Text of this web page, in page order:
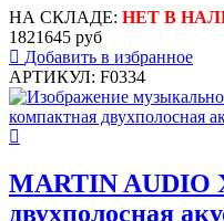
НА СКЛАДЕ: НЕТ В
1821645 руб
Добавить в избранное
АРТИКУЛ: F0334
MARTIN AUDIO
двухполосная